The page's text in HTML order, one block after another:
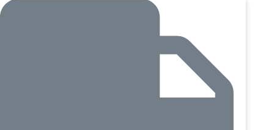
Diseñado para contener 60 cartas enfundadas
Podrás ver el retrato del Investigador, la clase, el
nombre y los rasgos fácilmente sin abrir la caja.
Incluye un separador de cartas de color a juego.
Logo de Arkham Horror™ estampado al calor.